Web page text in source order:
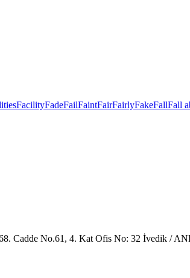
FacilityFadeFailFaintFairFairlyFakeFallFall
Cadde No.61, 4. Kat Ofis No: 32 İvedik /